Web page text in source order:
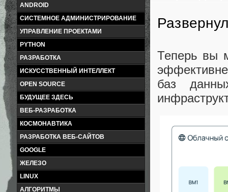
ANDROID
СИСТЕМНОЕ АДМИНИСТРИРОВАНИЕ
УПРАВЛЕНИЕ ПРОЕКТАМИ
PYTHON
РАЗРАБОТКА
ИСКУССТВЕННЫЙ ИНТЕЛЛЕКТ
OPEN SOURCE
БУДУЩЕЕ ЗДЕСЬ
ВЕБ-РАЗРАБОТКА
КОСМОНАВТИКА
РАЗРАБОТКА ВЕБ-САЙТОВ
GOOGLE
ЖЕЛЕЗО
LINUX
АЛГОРИТМЫ
Теперь вы
баз